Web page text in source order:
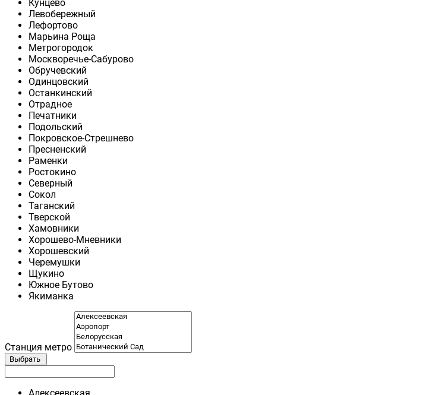
Кунцево
Левобережный
Лефортово
Марьина Роща
Метрогородок
Москворечье-Сабурово
Обручевский
Одинцовский
Останкинский
Отрадное
Печатники
Подольский
Покровское-Стрешнево
Пресненский
Раменки
Ростокино
Северный
Сокол
Таганский
Тверской
Хамовники
Хорошево-Мневники
Хорошевский
Черемушки
Щукино
Южное Бутово
Якиманка
Станция метро
Выбрать